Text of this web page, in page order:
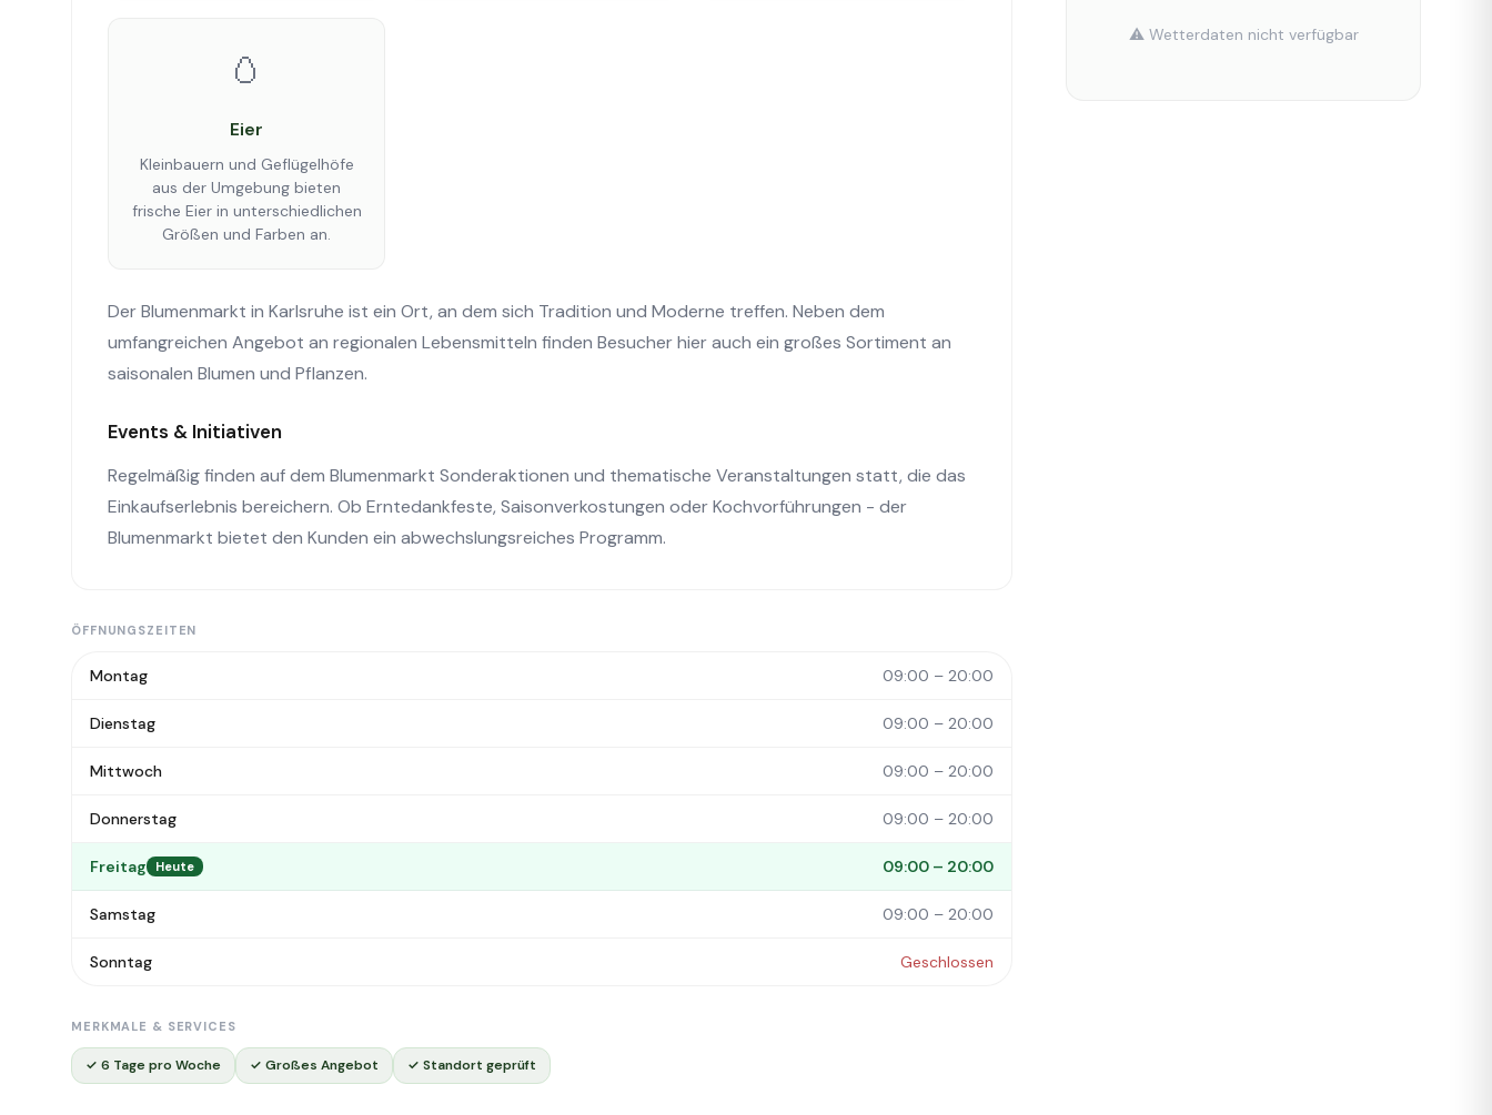
🥚
Eier
Kleinbauern und Geflügelhöfe
aus der Umgebung bieten
frische Eier in unterschiedlichen
Größen und Farben an.
Der Blumenmarkt in Karlsruhe ist ein Ort, an dem sich Tradition und Moderne treffen. Neben dem
umfangreichen Angebot an regionalen Lebensmitteln finden Besucher hier auch ein großes Sortiment an
saisonalen Blumen und Pflanzen.
Events & Initiativen
Regelmäßig finden auf dem Blumenmarkt Sonderaktionen und thematische Veranstaltungen statt, die das
Einkaufserlebnis bereichern. Ob Erntedankfeste, Saisonverkostungen oder Kochvorführungen - der
Blumenmarkt bietet den Kunden ein abwechslungsreiches Programm.
ÖFFNUNGSZEITEN
Montag 09:00 – 20:00
Dienstag 09:00 – 20:00
Mittwoch 09:00 – 20:00
Donnerstag 09:00 – 20:00
Freitag Heute 09:00 – 20:00
Samstag 09:00 – 20:00
Sonntag Geschlossen
MERKMALE & SERVICES
✓ 6 Tage pro Woche ✓ Großes Angebot ✓ Standort geprüft
⚠️ Wetterdaten nicht verfügbar